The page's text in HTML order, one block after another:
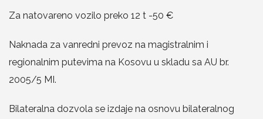
Za natovareno vozilo preko 12 t -50 €
Naknada za vanredni prevoz na magistralnim i
regionalnim putevima na Kosovu u skladu sa AU br.
2005/5 MI.
Bilateralna dozvola se izdaje na osnovu bilateralnog